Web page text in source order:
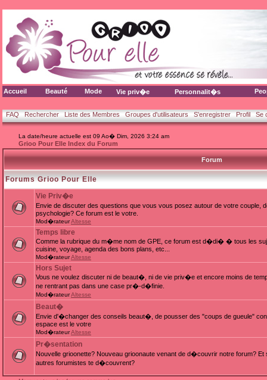
Accueil Beauté Mode Vie priv�e Personnalit�s
FAQ Rechercher Liste des Membres Groupes d'utilisateurs S'enregistrer Profil Se
La date/heure actuelle est 09 Ao� Dim, 2026 3:24 am
Grioo Pour Elle Index du Forum
Forum
Forums Grioo Pour Elle
Vie Priv�e
Envie de discuter des questions que vous vous posez autour de votre
psychologie? Ce forum est le votre.
Mod�rateurAltesse
Temps libre
Comme la rubrique du m�me nom de GPE, ce forum est d�di� � tous les
cuisine, voyage, agenda des bons plans, etc...
Mod�rateurAltesse
Hors Sujet
Vous ne voulez discuter ni de beaut�, ni de vie priv�e et encore moins de
ne rentrant pas dans une case pr�-d�finie.
Mod�rateurAltesse
Beaut�
Envie d'�changer des conseils beaut�, de pousser des "coups de gueule"
espace est le votre
Mod�rateurAltesse
Pr�sentation
Nouvelle grioonette? Nouveau grioonaute venant de d�couvrir notre forum?
autres forumistes te d�couvrent?